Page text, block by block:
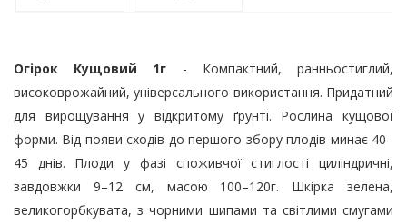
Огірок Кущовий 1г - Компактний, ранньостиглий,
високоврожайний, універсального використання. Придатний
для вирощування у відкритому ґрунті. Рослина кущової
форми. Від появи сходів до першого збору плодів минає 40–
45 днів. Плоди у фазі споживчої стиглості циліндричні,
завдовжки 9–12 см, масою 100–120г. Шкірка зелена,
великогорбкувата, з чорними шипами та світлими смугами